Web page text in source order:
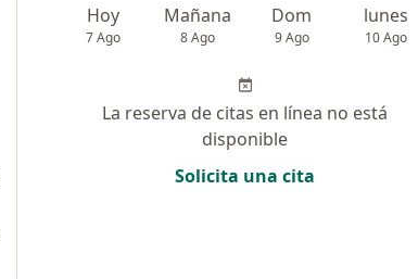
Hoy
7 Ago
Mañana
8 Ago
Dom
9 Ago
lunes
10 Ago
La reserva de citas en línea no está
disponible
Solicita una cita